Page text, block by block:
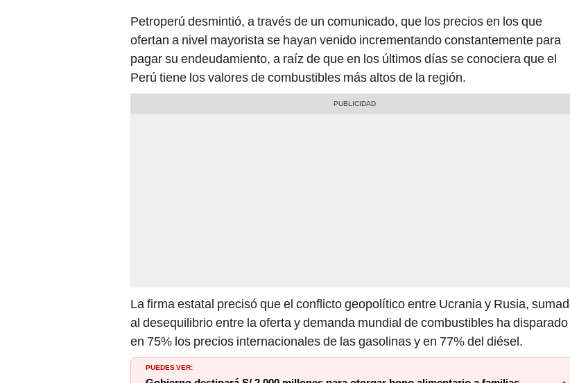
Petroperú desmintió, a través de un comunicado, que los precios en los que
ofertan a nivel mayorista se hayan venido incrementando constantemente para
pagar su endeudamiento, a raíz de que en los últimos días se conociera que el
Perú tiene los valores de combustibles más altos de la región.
La firma estatal precisó que el conflicto geopolítico entre Ucrania y Rusia, sumado
al desequilibrio entre la oferta y demanda mundial de combustibles ha disparado
en 75% los precios internacionales de las gasolinas y en 77% del diésel.
PUEDES VER: